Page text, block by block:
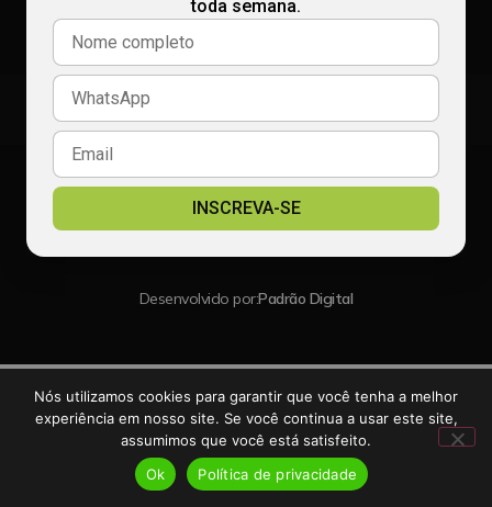
(86) 99991-9990
comercial@radiocalcada.com.br
Política de privacidade
2026 Portal Rádio Calçada - TODOS OS DIREITOS RESERVADOS
Desenvolvido por:Padrão Digital
Nós utilizamos cookies para garantir que você tenha a melhor
experiência em nosso site. Se você continua a usar este site,
assumimos que você está satisfeito.
Ok
Política de privacidade
toda semana.
INSCREVA-SE